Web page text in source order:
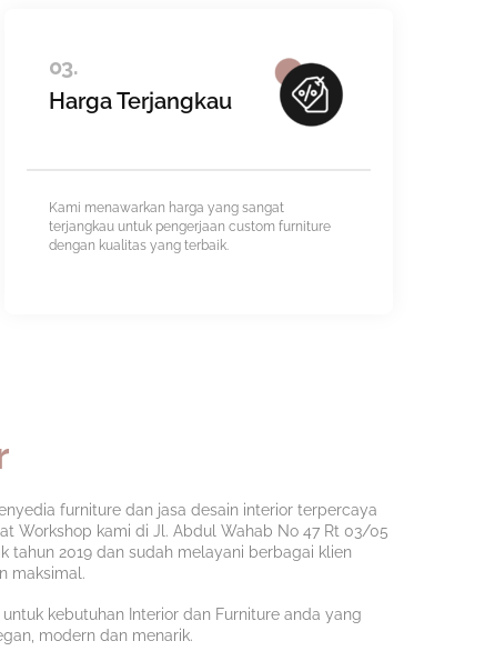
03.
Harga Terjangkau
Kami menawarkan harga yang sangat
terjangkau untuk pengerjaan custom furniture
dengan kualitas yang terbaik.
furniture dan jasa desain interior terpercaya
Workshop kami di Jl. Abdul Wahab No 47 Rt 03/05
tahun 2019 dan sudah melayani berbagai klien
maksimal.
kebutuhan Interior dan Furniture anda yang
modern dan menarik.